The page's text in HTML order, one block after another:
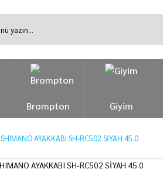
Brompton Giyim
SHIMANO AYAKKABI SH-RC502 SİYAH 45.0